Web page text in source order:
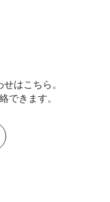
はこちら。
できます。